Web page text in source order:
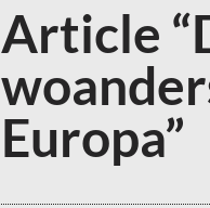
Article
Europa”